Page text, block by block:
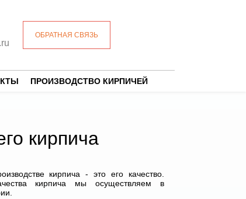
ОБРАТНАЯ СВЯЗЬ
ПРОИЗВОДСТВО КИРПИЧЕЙ
кирпича
кирпича - это его качество.
кирпича мы осуществляем в